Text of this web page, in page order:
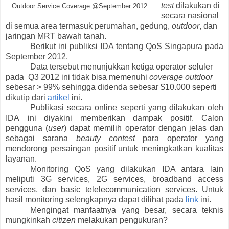
Outdoor Service Coverage @September 2012
testdilakukan di
secara nasional
di semua area termasuk perumahan, gedung, outdoor, dan
jaringan MRT bawah tanah.
Berikut ini publiksi IDA tentang QoS Singapura pada
September 2012.
Data tersebut menunjukkan ketiga operator seluler
pada Q3 2012 ini tidak bisa memenuhi coverage outdoor
sebesar > 99% sehingga didenda sebesar $10.000 seperti
dikutip dari artikel ini.
Publikasi secara online seperti yang dilakukan oleh
IDA ini diyakini memberikan dampak positif. Calon
pengguna (user) dapat memilih operator dengan jelas dan
sebagai sarana beauty contestpara operator yang
mendorong persaingan positif untuk meningkatkan kualitas
layanan.
Monitoring QoS yang dilakukan IDA antara lain
meliputi 3G services, 2G services, broadband access
services, dan basic telelecommunication services. Untuk
hasil monitoring selengkapnya dapat dilihat pada link ini.
Mengingat manfaatnya yang besar, secara teknis
mungkinkah citizen melakukan pengukuran?